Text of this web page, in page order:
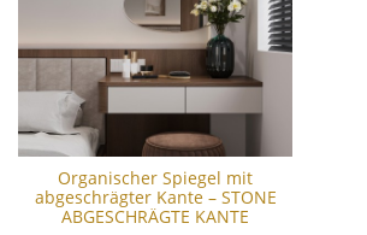
Organischer Spiegel mit
abgeschrägter Kante – STONE
ABGESCHRÄGTE KANTE